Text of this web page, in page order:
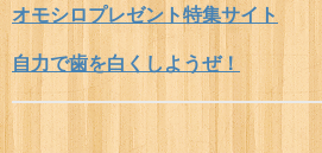
オモシロプレゼント特集サイト
自力で歯を白くしようぜ！